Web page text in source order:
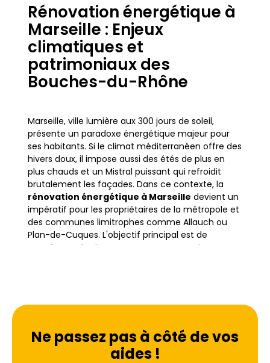
Rénovation énergétique à
Marseille : Enjeux
climatiques et
patrimoniaux des
Bouches-du-Rhône
Marseille, ville lumière aux 300 jours de soleil,
présente un paradoxe énergétique majeur pour
ses habitants. Si le climat méditerranéen offre des
hivers doux, il impose aussi des étés de plus en
plus chauds et un Mistral puissant qui refroidit
brutalement les façades. Dans ce contexte, la
rénovation énergétique à Marseille devient un
impératif pour les propriétaires de la métropole et
des communes limitrophes comme Allauch ou
Plan-de-Cuques. L'objectif principal est de
transformer les logements, souvent anciens, en
allant des immeubles colorés du Vieux-Port et du
Panier aux bastides provençales de Mazargues ou
Ne passez pas à côté de vos
aides !